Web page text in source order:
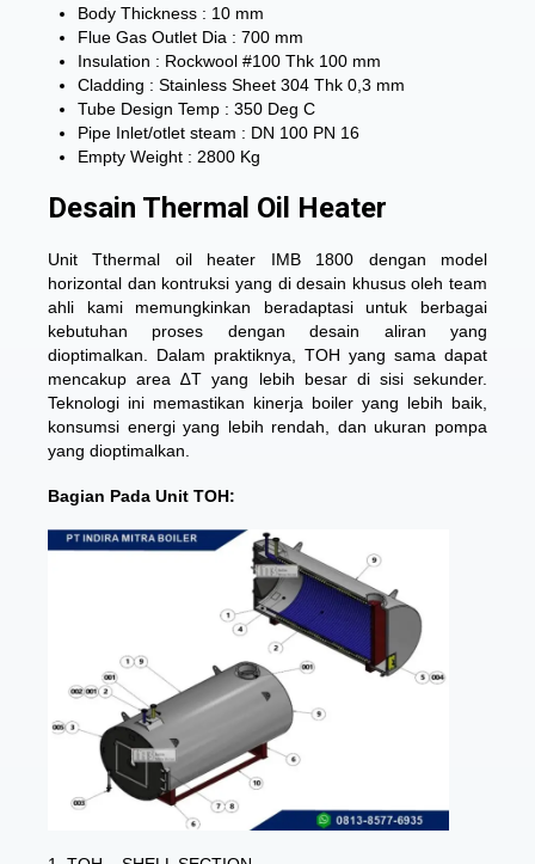
Body Thickness : 10 mm
Flue Gas Outlet Dia : 700 mm
Insulation : Rockwool #100 Thk 100 mm
Cladding : Stainless Sheet 304 Thk 0,3 mm
Tube Design Temp : 350 Deg C
Pipe Inlet/otlet steam : DN 100 PN 16
Empty Weight : 2800 Kg
Desain Thermal Oil Heater
Unit Tthermal oil heater IMB 1800 dengan model
horizontal dan kontruksi yang di desain khusus oleh team
ahli kami memungkinkan beradaptasi untuk berbagai
kebutuhan proses dengan desain aliran yang
dioptimalkan. Dalam praktiknya, TOH yang sama dapat
mencakup area ∆T yang lebih besar di sisi sekunder.
Teknologi ini memastikan kinerja boiler yang lebih baik,
konsumsi energi yang lebih rendah, dan ukuran pompa
yang dioptimalkan.
Bagian Pada Unit TOH: